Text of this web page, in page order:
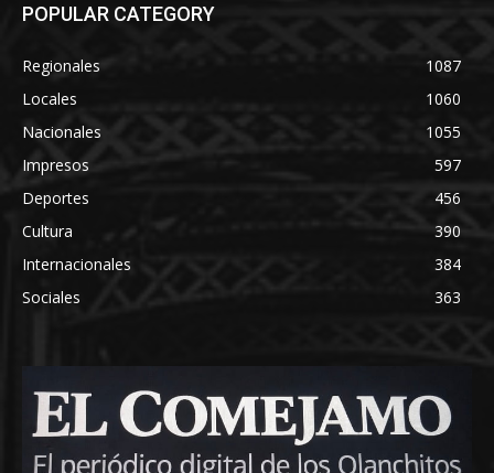
POPULAR CATEGORY
Regionales
1087
Locales
1060
Nacionales
1055
Impresos
597
Deportes
456
Cultura
390
Internacionales
384
Sociales
363